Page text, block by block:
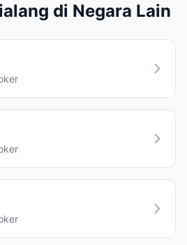
di Negara Lain